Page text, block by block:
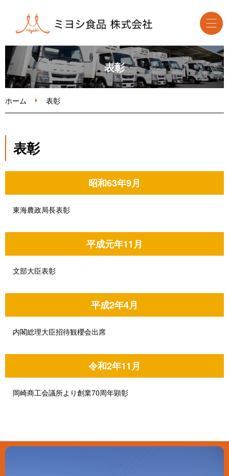
ホーム
食品卸事業
お問い合わせ
表彰
ホーム 表彰
表彰
昭和63年9月
東海農政局長表彰
平成元年11月
文部大臣表彰
平成2年4月
内閣総理大臣招待観櫻会出席
令和2年11月
岡崎商工会議所より創業70周年顕彰